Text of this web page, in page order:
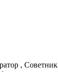
, Советник